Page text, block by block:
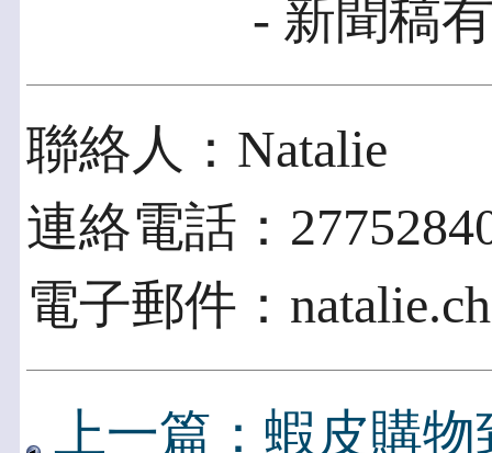
- 新聞稿
聯絡人：Natalie
連絡電話：
電子郵件：
上一篇：蝦皮購